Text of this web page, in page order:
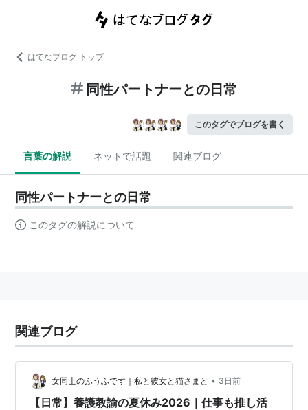
はてなブログ トップ
同性パートナーとの日常
このタグでブログを書く
言葉の解説 ネットで話題 関連ブログ
同性パートナーとの日常
このタグの解説について
関連ブログ
女同士のふうふです｜私と彼女と猫さまと • 3日前
【日常】養護教諭の夏休み2026｜仕事も推し活